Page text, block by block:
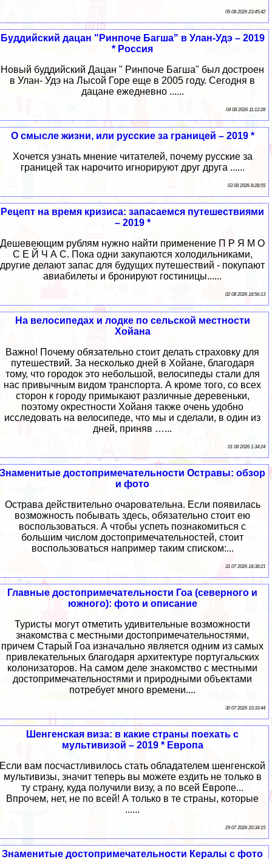
05 08 2026 23:45:42
Буддийский дацан "Ринпоче Багша" в Улан-Удэ – 2019
* Россия
Новый буддийский Дацан " Ринпоче Багша" был достроен
в Улан- Удэ на Лысой Горе еще в 2005 году. Сегодня в
дацане ежедневно ......
04 08 2026 11:12:28
О смысле жизни, или русские за границей – 2019 *
Хочется узнать мнение читателей, почему русские за
границей так нарочито игнорируют друг друга ......
03 08 2026 8:28:55
Рецепт на время кризиса: запасаемся путешествиями
– 2019 *
Дешевеющим рублям нужно найти применение П Р Я М О
С Е Й Ч А С. Пока одни закупаются холодильниками,
другие делают запас для будущих путешествий - покупают
авиабилеты и бронируют гостиницы......
02 08 2026 18:56:13
На велосипедах и лодке по сельской местности
Хойана
Важно! Почему обязательно стоит делать страховку для
путешествий. За несколько дней в Хойане, благодаря
тому, что городок это небольшой, велосипеды стали для
нас привычным видом транспорта. А кроме того, со всех
сторон к городу примыкают различные деревеньки,
поэтому окрестности Хойаня также очень удобно
исследовать на велосипеде, что мы и сделали, в один из
дней, приняв …...
01 08 2026 1:34:24
Знаменитые достопримечательности Остравы: обзор
и фото
Острава действительно очаровательна. Если появилась
возможность побывать здесь, обязательно стоит ею
воспользоваться. А чтобы успеть познакомиться с
большим числом достопримечательностей, стоит
воспользоваться например таким списком:...
31 07 2026 18:38:21
Главные достопримечательности Гоа (северного и
южного): фото и описание
Туристы могут отметить удивительные возможности
знакомства с местными достопримечательностями,
причем Старый Гоа изначально является одним из самых
привлекательных благодаря архитектуре португальских
колонизаторов. На самом деле знакомство с местными
достопримечательностями и природными объектами
потребует много времени....
30 07 2026 10:33:44
Шенгенская виза: в какие страны поехать с
мультивизой – 2019 * Европа
Если вам посчастливилось стать обладателем шенгенской
мультивизы, значит теперь вы можете ездить не только в
ту страну, куда получили визу, а по всей Европе...
Впрочем, нет, не по всей! А только в те страны, которые
......
29 07 2026 20:34:15
Знаменитые достопримечательности Кералы с фото